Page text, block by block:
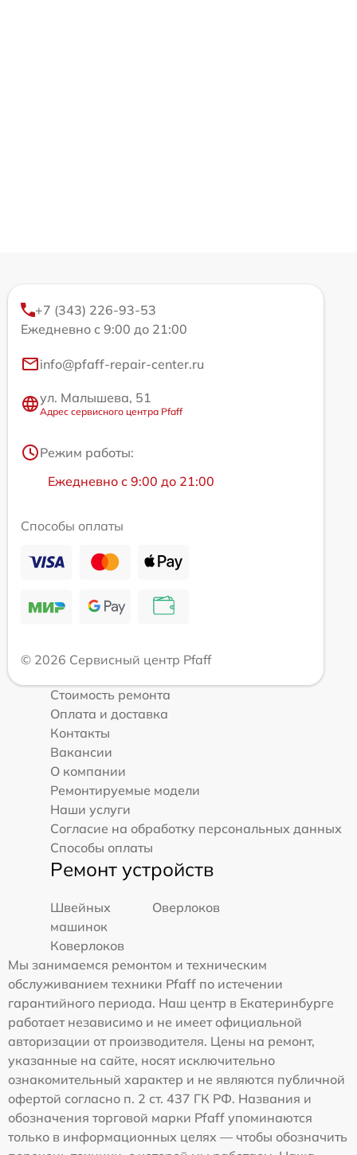
+7 (343) 226-93-53
Ежедневно с 9:00 до 21:00
info@pfaff-repair-center.ru
ул. Малышева, 51
Адрес сервисного центра Pfaff
Режим работы:
Ежедневно с 9:00 до 21:00
Способы оплаты
© 2026 Сервисный центр Pfaff
Стоимость ремонта
Оплата и доставка
Контакты
Вакансии
О компании
Ремонтируемые модели
Наши услуги
Согласие на обработку персональных данных
Способы оплаты
Ремонт устройств
Швейных
машинок
Оверлоков
Коверлоков
Мы занимаемся ремонтом и техническим
обслуживанием техники Pfaff по истечении
гарантийного периода. Наш центр в Екатеринбурге
работает независимо и не имеет официальной
авторизации от производителя. Цены на ремонт,
указанные на сайте, носят исключительно
ознакомительный характер и не являются публичной
офертой согласно п. 2 ст. 437 ГК РФ. Названия и
обозначения торговой марки Pfaff упоминаются
только в информационных целях — чтобы обозначить